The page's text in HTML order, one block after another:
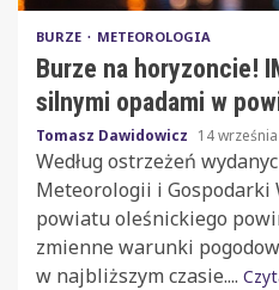
BURZE METEOROLOGIA
Burze na horyzoncie!
silnymi opadami w
Tomasz Dawidowicz 14
Według ostrzeżeń
Meteorologii i Gospodarki
powiatu oleśnickiego
zmienne warunki
w najbliższym czasie....